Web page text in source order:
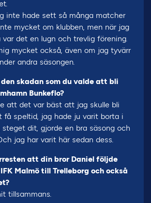
inte hade sett så många matcher
mycket om klubben, men när jag
det en lugn och trevlig förening.
mycket också, även om jag tyvärr
andra säsongen.
skadan som du valde att bli
Bunkeflo?
att det var bäst att jag skulle bli
få speltid, jag hade ju varit borta i
dit, gjorde en bra säsong och
jag har varit här sedan dess.
att din bror Daniel följde
Malmö till Trelleborg och också
tillsammans.